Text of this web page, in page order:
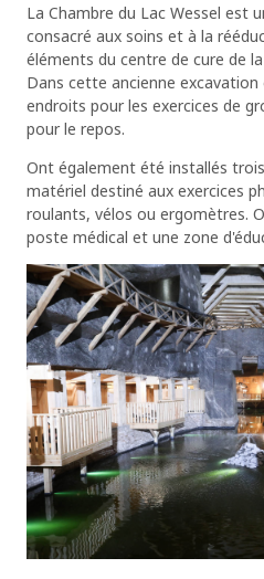
La Chambre du Lac Wessel est
consacré aux soins et à la
éléments du centre de cure de
Dans cette ancienne
endroits pour les exercices de
pour le repos.
Ont également été installés
matériel destiné aux exercices
roulants, vélos ou ergomètres.
poste médical et une zone